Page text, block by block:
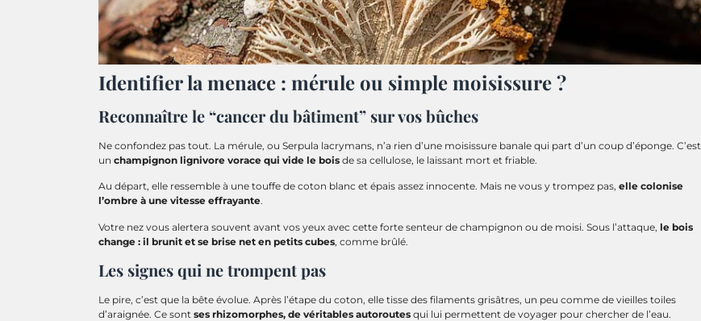
Identifier la menace : mérule ou simple moisissure ?
Reconnaître le “cancer du bâtiment” sur vos bûches
Ne confondez pas tout. La mérule, ou Serpula lacrymans, n’a rien d’une moisissure banale qui part d’un coup d’éponge. C’est
un champignon lignivore vorace qui vide le bois de sa cellulose, le laissant mort et friable.
Au départ, elle ressemble à une touffe de coton blanc et épais assez innocente. Mais ne vous y trompez pas, elle colonise
l’ombre à une vitesse effrayante.
Votre nez vous alertera souvent avant vos yeux avec cette forte senteur de champignon ou de moisi. Sous l’attaque, le bois
change : il brunit et se brise net en petits cubes, comme brûlé.
Les signes qui ne trompent pas
Le pire, c’est que la bête évolue. Après l’étape du coton, elle tisse des filaments grisâtres, un peu comme de vieilles toiles
d’araignée. Ce sont ses rhizomorphes, de véritables autoroutes qui lui permettent de voyager pour chercher de l’eau.